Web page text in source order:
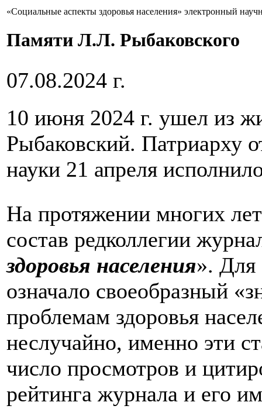
«Социальные аспекты здоровья населения» электронный
Памяти Л.Л. Рыбаковского
07.08.2024 г.
10 июня 2024 г. ушел из
Рыбаковский. Патриарху
науки 21 апреля
На протяжении многих
состав редколлегии
здоровья населения». Для
означало своеобразный
проблемам здоровья
неслучайно, именно эти
число просмотров и
рейтинга журнала и его